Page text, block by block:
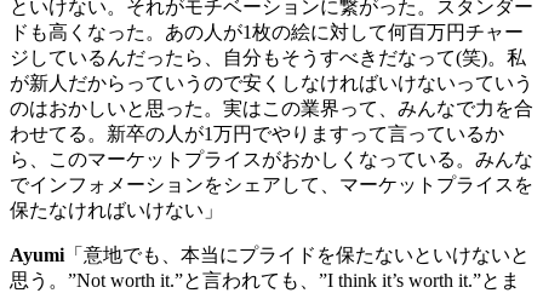
といけない。それがモチベーションに繋がった。スタンダー
ドも高くなった。あの人が1枚の絵に対して何百万円チャー
ジしているんだったら、自分もそうすべきだなって(笑)。私
が新人だからっていうので安くしなければいけないっていう
のはおかしいと思った。実はこの業界って、みんなで力を合
わせてる。新卒の人が1万円でやりますって言っているか
ら、このマーケットプライスがおかしくなっている。みんな
でインフォメーションをシェアして、マーケットプライスを
保たなければいけない」
Ayumi 「意地でも、本当にプライドを保たないといけないと
思う。 ”Not worth it.”と言われても、 ”I think it’s worth it.”とま